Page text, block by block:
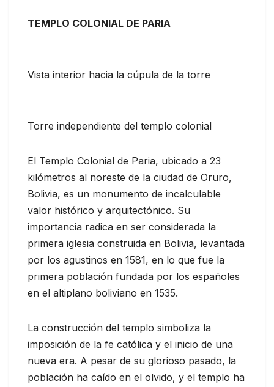
TEMPLO COLONIAL DE PARIA
Vista interior hacia la cúpula de la torre
Torre independiente del templo colonial
El Templo Colonial de Paria, ubicado a 23
kilómetros al noreste de la ciudad de Oruro,
Bolivia, es un monumento de incalculable
valor histórico y arquitectónico. Su
importancia radica en ser considerada la
primera iglesia construida en Bolivia, levantada
por los agustinos en 1581, en lo que fue la
primera población fundada por los españoles
en el altiplano boliviano en 1535.
La construcción del templo simboliza la
imposición de la fe católica y el inicio de una
nueva era. A pesar de su glorioso pasado, la
población ha caído en el olvido, y el templo ha